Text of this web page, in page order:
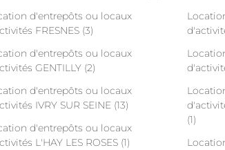
d'entrepôts ou locaux
FRESNES (3)
d'entrepôts ou locaux
GENTILLY (2)
d'entrepôts ou locaux
IVRY SUR SEINE (13)
d'entrepôts ou locaux
L'HAY LES ROSES (1)
(1)